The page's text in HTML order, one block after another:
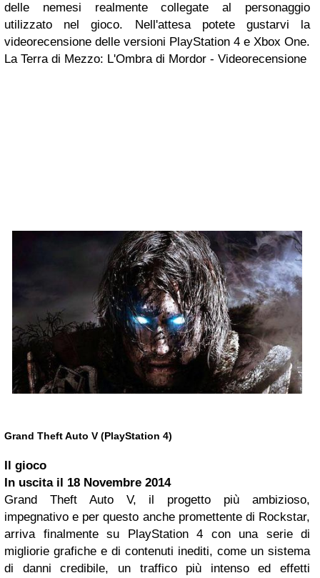
delle nemesi realmente collegate al personaggio
utilizzato nel gioco. Nell'attesa potete gustarvi la
videorecensione delle versioni PlayStation 4 e Xbox One.
La Terra di Mezzo: L'Ombra di Mordor - Videorecensione
Grand Theft Auto V (PlayStation 4)
Il gioco
In uscita il 18 Novembre 2014
Grand Theft Auto V, il progetto più ambizioso,
impegnativo e per questo anche promettente di Rockstar,
arriva finalmente su PlayStation 4 con una serie di
migliorie grafiche e di contenuti inediti, come un sistema
di danni credibile, un traffico più intenso ed effetti